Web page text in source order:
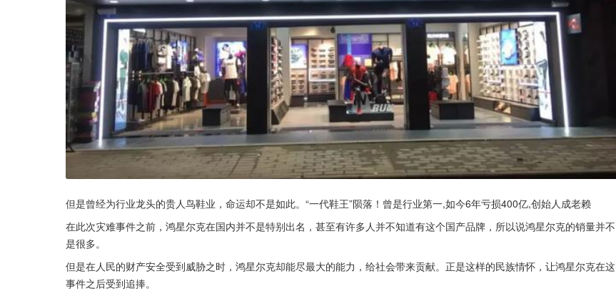
但是曾经为行业龙头的贵人鸟鞋业，命运却不是如此。“一代鞋王”陨落！曾是行业第一,如今6年亏损400亿,创始人成老赖
在此次灾难事件之前，鸿星尔克在国内并不是特别出名，甚至有许多人并不知道有这个国产品牌，所以说鸿星尔克的销量并不
是很多。
但是在人民的财产安全受到威胁之时，鸿星尔克却能尽最大的能力，给社会带来贡献。正是这样的民族情怀，让鸿星尔克在这
事件之后受到追捧。